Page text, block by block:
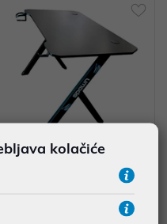
SPAWN HORZ X1 LITE COMPUT
kolačiće